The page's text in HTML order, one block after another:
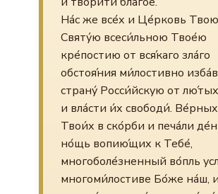
На́с же все́х и Це́рковь Твою́
Святу́ю всеси́льною Твое́ю
кре́постию от вся́каго зла́го
обстоя́ния ми́лостивно
страну́ Росси́йскую от
и вла́сти и́х свободи́.
Твои́х в ско́рби и печа́ли
но́щь вопию́щих к Тебе́,
многоболе́зненный во́пль
многоми́лостиве Бо́же на́ш, и